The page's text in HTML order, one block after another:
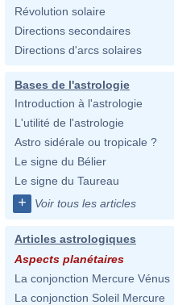
Révolution solaire
Directions secondaires
Directions d'arcs solaires
Bases de l'astrologie
Introduction à l'astrologie
L'utilité de l'astrologie
Astro sidérale ou tropicale ?
Le signe du Bélier
Le signe du Taureau
+ Voir tous les articles
Articles astrologiques
Aspects planétaires
La conjonction Mercure Vénus
La conjonction Soleil Mercure